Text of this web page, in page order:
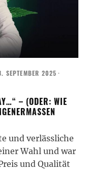
SEPTEMBER 2025 ·
– (ODER: WIE
V
und verlässliche
Wahl und war
und Qualität